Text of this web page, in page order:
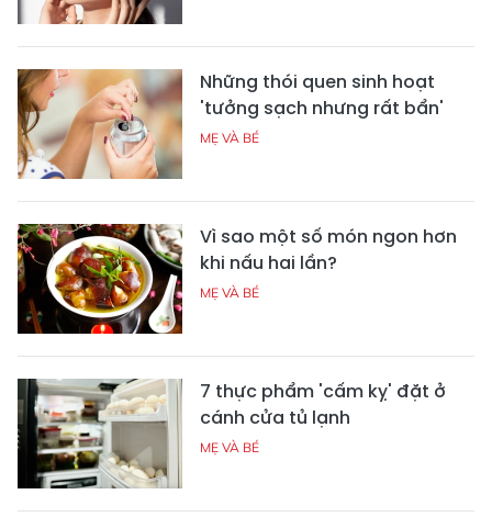
Những thói quen sinh hoạt
'tưởng sạch nhưng rất bẩn'
MẸ VÀ BÉ
Vì sao một số món ngon hơn
khi nấu hai lần?
MẸ VÀ BÉ
7 thực phẩm 'cấm kỵ' đặt ở
cánh cửa tủ lạnh
MẸ VÀ BÉ